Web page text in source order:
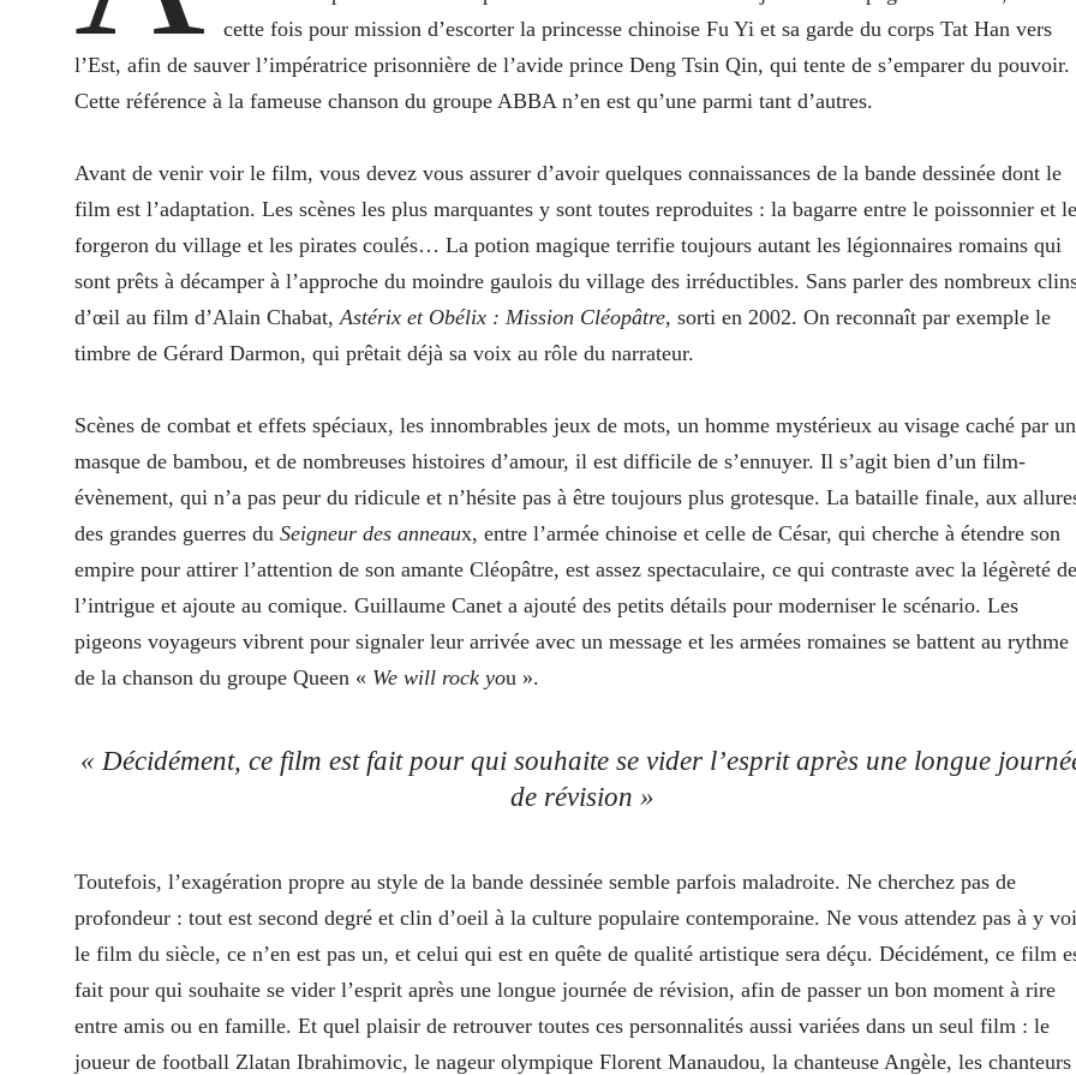
cette fois pour mission d’escorter la princesse chinoise Fu Yi et sa garde du corps Tat Han vers
l’Est, afin de sauver l’impératrice prisonnière de l’avide prince Deng Tsin Qin, qui tente de s’emparer du pouvoir.
Cette référence à la fameuse chanson du groupe ABBA n’en est qu’une parmi tant d’autres.
Avant de venir voir le film, vous devez vous assurer d’avoir quelques connaissances de la bande dessinée dont le
film est l’adaptation. Les scènes les plus marquantes y sont toutes reproduites : la bagarre entre le poissonnier et le
forgeron du village et les pirates coulés… La potion magique terrifie toujours autant les légionnaires romains qui
sont prêts à décamper à l’approche du moindre gaulois du village des irréductibles. Sans parler des nombreux
d’œil au film d’Alain Chabat, Astérix et Obélix : Mission Cléopâtre, sorti en 2002. On reconnaît par exemple le
timbre de Gérard Darmon, qui prêtait déjà sa voix au rôle du narrateur.
Scènes de combat et effets spéciaux, les innombrables jeux de mots, un homme mystérieux au visage caché par un
masque de bambou, et de nombreuses histoires d’amour, il est difficile de s’ennuyer. Il s’agit bien d’un film-
évènement, qui n’a pas peur du ridicule et n’hésite pas à être toujours plus grotesque. La bataille finale, aux
des grandes guerres du Seigneur des anneaux, entre l’armée chinoise et celle de César, qui cherche à étendre son
empire pour attirer l’attention de son amante Cléopâtre, est assez spectaculaire, ce qui contraste avec la légèreté de
l’intrigue et ajoute au comique. Guillaume Canet a ajouté des petits détails pour moderniser le scénario. Les
pigeons voyageurs vibrent pour signaler leur arrivée avec un message et les armées romaines se battent au rythme
de la chanson du groupe Queen « We will rock you ».
« Décidément, ce film est fait pour qui souhaite se vider l’esprit après une longue
de révision »
Toutefois, l’exagération propre au style de la bande dessinée semble parfois maladroite. Ne cherchez pas de
profondeur : tout est second degré et clin d’oeil à la culture populaire contemporaine. Ne vous attendez pas à y
le film du siècle, ce n’en est pas un, et celui qui est en quête de qualité artistique sera déçu. Décidément, ce film
fait pour qui souhaite se vider l’esprit après une longue journée de révision, afin de passer un bon moment à rire
entre amis ou en famille. Et quel plaisir de retrouver toutes ces personnalités aussi variées dans un seul film : le
joueur de football Zlatan Ibrahimovic, le nageur olympique Florent Manaudou, la chanteuse Angèle, les chanteurs